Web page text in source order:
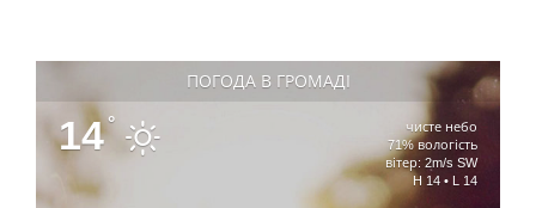
ПОГОДА В ГРОМАДІ
14°
чисте небо
71% вологість
вітер: 2m/s SW
H 14 • L 14